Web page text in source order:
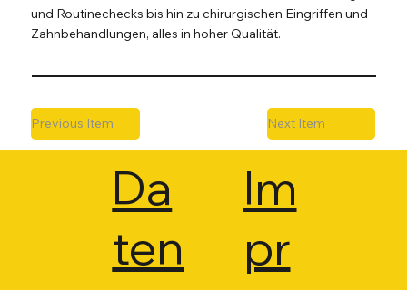
und Routinechecks bis hin zu chirurgischen Eingriffen und
Zahnbehandlungen, alles in hoher Qualität.
Previous Item Next Item
Da
ten
Im
pr